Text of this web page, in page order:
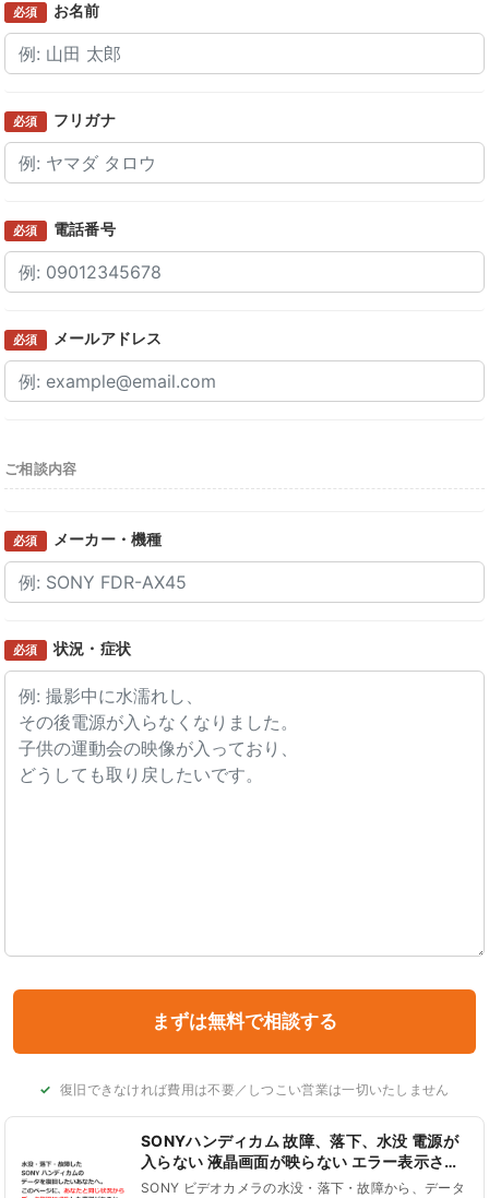
必須 お名前
必須 フリガナ
必須 電話番号
必須 メールアドレス
ご相談内容
必須 メーカー・機種
必須 状況・症状
復旧できなければ費用は不要／しつこい営業は一切いたしません
SONYハンディカム 故障、落下、水没 電源が
入らない 液晶画面が映らない エラー表示され
る データ復旧
SONY ビデオカメラの水没・落下・故障から、データ